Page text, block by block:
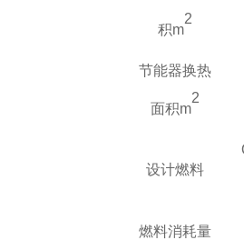
积m
2
节能器换热
面积m
2
设计燃料
燃料消耗量